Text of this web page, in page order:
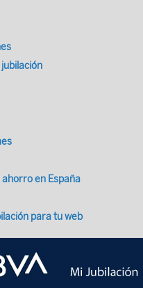
los cuantificar gastos de
la conocida como la regla
en sumar todo tu ahorro
retirar el 4% de ese total
año de jubilación. En
retirar teniendo en
inflación. Siguiendo esta
tener una probabilidad
a tu dinero durante
de 30 años. Un ejemplo…
que tu cartera ahorro-
(fondos, seguros,
a 100.000 euros.
regla del 4%, deberías
ahorro en España
para tu web